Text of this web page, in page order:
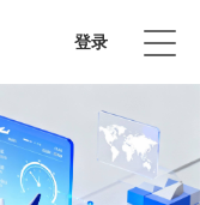
登录